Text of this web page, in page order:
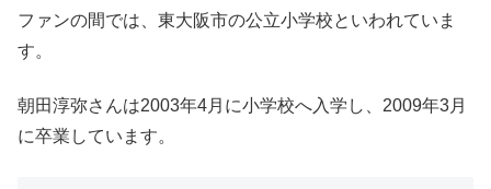
ファンの間では、東大阪市の公立小学校といわれていま
す。
朝田淳弥さんは2003年4月に小学校へ入学し、2009年3月
に卒業しています。